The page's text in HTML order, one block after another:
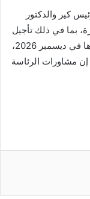
الموقع عام 2018 بين الرئيس كير والدكتور
بما في ذلك تأجيل
الانتخابات عدة مرات، قبل أن يُعاد تحديد موعدها في ديسمبر 2026،
مشاورات الرئاسة